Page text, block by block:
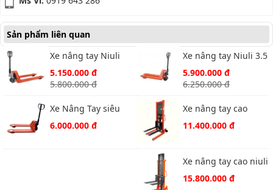
Sản phẩm liên quan
Xe nâng tay Niuli
CBY.AC30 3 tấn càng
rộng
5.150.000 đ
5.800.000 đ
Xe nâng tay Niuli 3.5
tấn càng rộng
5.900.000 đ
6.250.000 đ
Xe Nâng Tay siêu
ngắn Niuli CBY.SD
6.000.000 đ
Xe nâng tay cao
Niuli HS-10-16 tải
11.400.000 đ
Xe nâng tay cao niuli
HS-10-20 tải trọng
15.800.000 đ